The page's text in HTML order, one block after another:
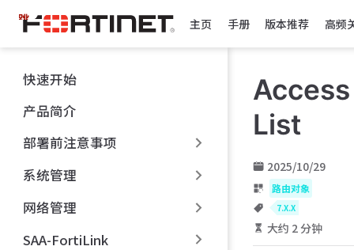
跳
至
主
內
容
主页 手册 版本推荐 高频
快速开始
产品简介
部署前注意事项
系统管理
网络管理
SAA-FortiLink
Access
List
2025/10/29
路由对象
7.X.X
大约 2 分钟